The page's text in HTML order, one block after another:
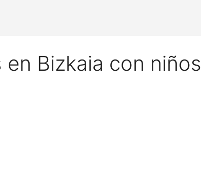
Bizkaia con niños